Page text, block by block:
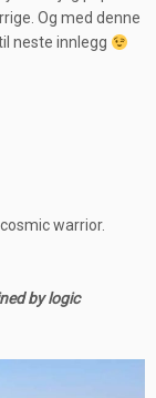
Og med denne
neste innlegg
warrior.
by logic